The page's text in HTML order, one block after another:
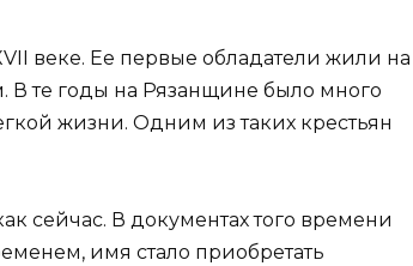
веке. Ее первые обладатели жили на
В те годы на Рязанщине было много
жизни. Одним из таких крестьян
сейчас. В документах того времени
имя стало приобретать